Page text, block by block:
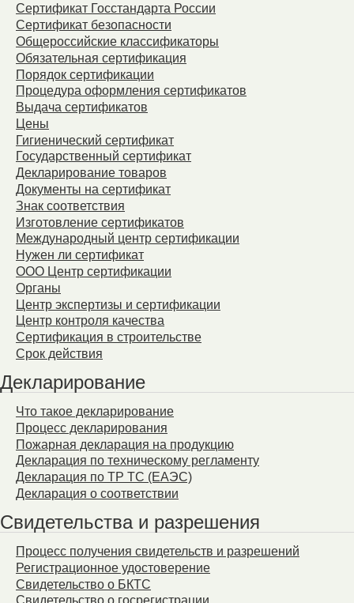
Сертификат Госстандарта России
Сертификат безопасности
Общероссийские классификаторы
Обязательная сертификация
Порядок сертификации
Процедура оформления сертификатов
Выдача сертификатов
Цены
Гигиенический сертификат
Государственный сертификат
Декларирование товаров
Документы на сертификат
Знак соответствия
Изготовление сертификатов
Международный центр сертификации
Нужен ли сертификат
ООО Центр сертификации
Органы
Центр экспертизы и сертификации
Центр контроля качества
Сертификация в строительстве
Срок действия
Декларирование
Что такое декларирование
Процесс декларирования
Пожарная декларация на продукцию
Декларация по техническому регламенту
Декларация по ТР ТС (ЕАЭС)
Декларация о соответствии
Свидетельства и разрешения
Процесс получения свидетельств и разрешений
Регистрационное удостоверение
Свидетельство о БКТС